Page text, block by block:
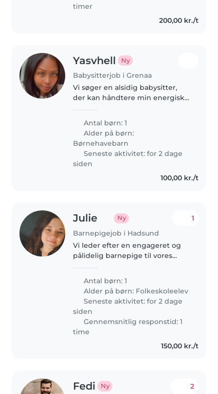
timer
200,00 kr./t
Yasvhell Ny
Babysitterjob i Grenaa
Vi søger en alsidig babysitter,
der kan håndtere min energiske
er vanvittig nysgerrig og elsker
at snakke om forbavsende
mange ting! Madlavning er
ingen..
Antal børn: 1
Alder på børn:
Børnehavebarn
Seneste aktivitet: for 2 dage
siden
100,00 kr./t
Julie Ny
Barnepigejob i Hadsund
1
Vi leder efter en engageret og
pålidelig barnepige til vores
pige. Vi foretrækker nogen, der
er tryg ved at lave mad en gang i
mellem og gerne deltager..
Antal børn: 1
Alder på børn: Folkeskoleelev
Seneste aktivitet: for 2 dage
siden
Gennemsnitlig responstid: 1
time
150,00 kr./t
Fedi Ny 2